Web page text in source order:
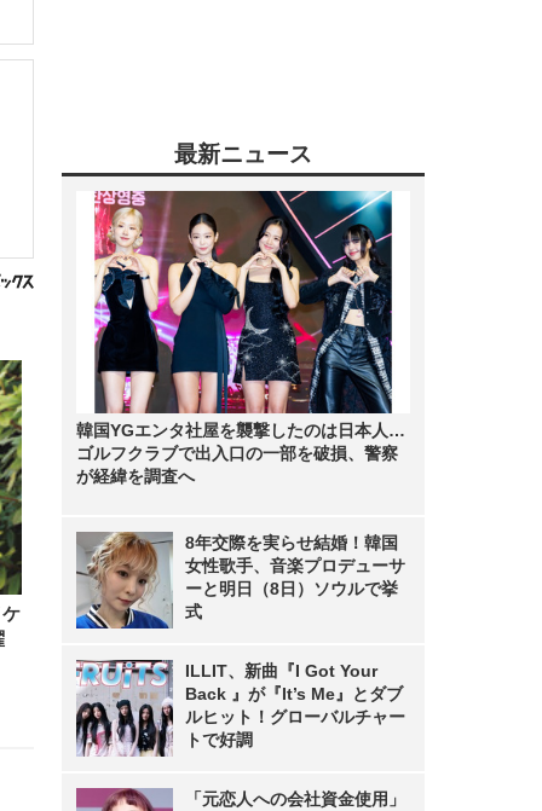
最新ニュース
韓国YGエンタ社屋を襲撃したのは日本人…
ゴルフクラブで出入口の一部を破損、警察
が経緯を調査へ
8年交際を実らせ結婚！韓国
女性歌手、音楽プロデューサ
ーと明日（8日）ソウルで挙
式
ILLIT、新曲『I Got Your
Back 』が『It’s Me』とダブ
ルヒット！グローバルチャー
トで好調
「元恋人への会社資金使用」